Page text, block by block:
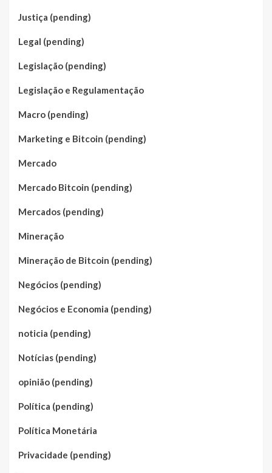
Justiça (pending)
Legal (pending)
Legislação (pending)
Legislação e Regulamentação
Macro (pending)
Marketing e Bitcoin (pending)
Mercado
Mercado Bitcoin (pending)
Mercados (pending)
Mineração
Mineração de Bitcoin (pending)
Negócios (pending)
Negócios e Economia (pending)
noticia (pending)
Notícias (pending)
opinião (pending)
Política (pending)
Política Monetária
Privacidade (pending)